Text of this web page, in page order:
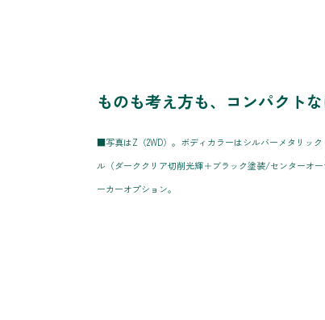
ものも考え方も、コンパクトな
■写真はZ（2WD）。ボディカラーはシルバーメタリック
ル（ダーククリア切削光輝＋ブラック塗装/センターオ
ーカーオプション。